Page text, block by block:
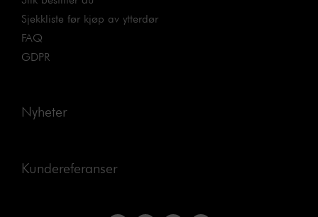
Sjekkliste før kjøp av ytterdør
FAQ
GDPR
Nyheter
Kundereferanser